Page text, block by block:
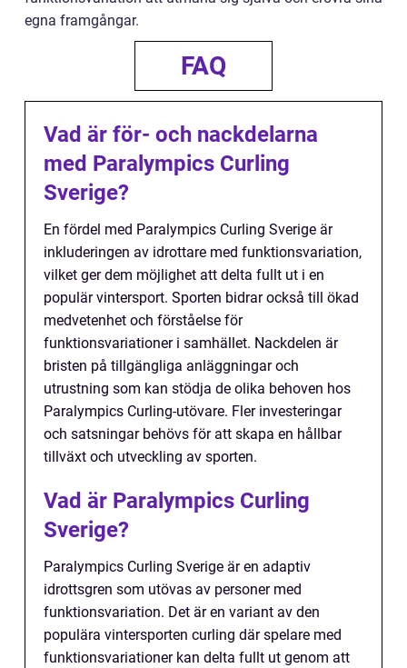
egna framgångar.
FAQ
Vad är för- och nackdelarna
med Paralympics Curling
Sverige?
En fördel med Paralympics Curling Sverige är
inkluderingen av idrottare med funktionsvariation,
vilket ger dem möjlighet att delta fullt ut i en
populär vintersport. Sporten bidrar också till ökad
medvetenhet och förståelse för
funktionsvariationer i samhället. Nackdelen är
bristen på tillgängliga anläggningar och
utrustning som kan stödja de olika behoven hos
Paralympics Curling-utövare. Fler investeringar
och satsningar behövs för att skapa en hållbar
tillväxt och utveckling av sporten.
Vad är Paralympics Curling
Sverige?
Paralympics Curling Sverige är en adaptiv
idrottsgren som utövas av personer med
funktionsvariation. Det är en variant av den
populära vintersporten curling där spelare med
funktionsvariationer kan delta fullt ut genom att